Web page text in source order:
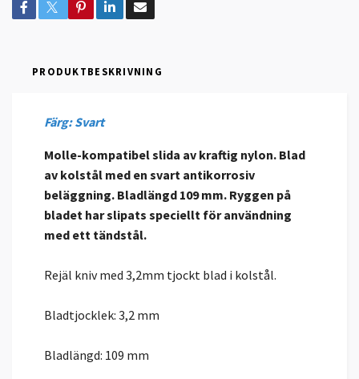
PRODUKTBESKRIVNING
Färg: Svart
Molle-kompatibel slida av kraftig nylon. Blad
av kolstål med en svart antikorrosiv
beläggning. Bladlängd 109 mm. Ryggen på
bladet har slipats speciellt för användning
med ett tändstål.
Rejäl kniv med 3,2mm tjockt blad i kolstål.
Bladtjocklek: 3,2 mm
Bladlängd: 109 mm